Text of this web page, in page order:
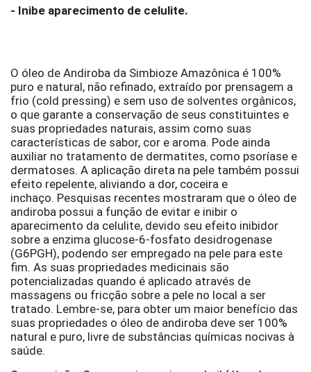
- Inibe aparecimento de celulite.
O óleo de Andiroba da Simbioze Amazônica é 100%
puro e natural, não refinado, extraído por prensagem a
frio (cold pressing) e sem uso de solventes orgânicos,
o que garante a conservação de seus constituintes e
suas propriedades naturais, assim como suas
características de sabor, cor e aroma. Pode ainda
auxiliar no tratamento de dermatites, como psoríase e
dermatoses. A aplicação direta na pele também possui
efeito repelente, aliviando a dor, coceira e
inchaço. Pesquisas recentes mostraram que o óleo de
andiroba possui a função de evitar e inibir o
aparecimento da celulite, devido seu efeito inibidor
sobre a enzima glucose-6-fosfato desidrogenase
(G6PGH), podendo ser empregado na pele para este
fim. As suas propriedades medicinais são
potencializadas quando é aplicado através de
massagens ou fricção sobre a pele no local a ser
tratado. Lembre-se, para obter um maior benefício das
suas propriedades o óleo de andiroba deve ser 100%
natural e puro, livre de substâncias químicas nocivas à
saúde.